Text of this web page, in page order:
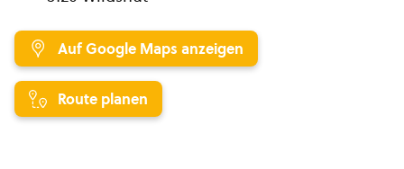
Auf Google Maps anzeigen
Route planen